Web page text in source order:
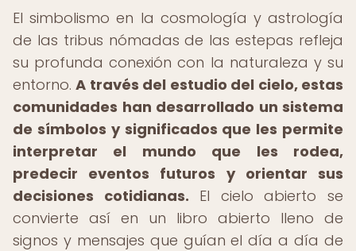
El simbolismo en la cosmología y astrología
de las tribus nómadas de las estepas refleja
su profunda conexión con la naturaleza y su
entorno.A través del estudio del cielo, estas
comunidades han desarrollado un sistema
de símbolos y significados que les permite
interpretar el mundo que les rodea,
predecir eventos futuros y orientar sus
decisiones cotidianas. El cielo abierto se
convierte así en un libro abierto lleno de
signos y mensajes que guían el día a día de